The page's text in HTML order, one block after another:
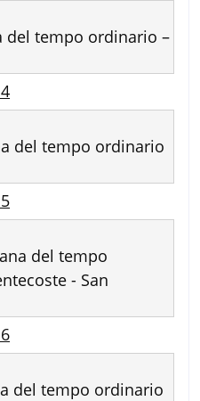
del tempo ordinario –
del tempo ordinario
del tempo
- San
del tempo ordinario